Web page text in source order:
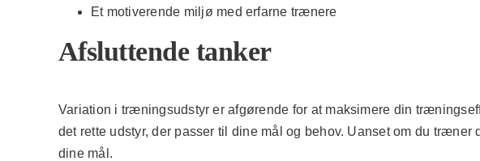
Et motiverende miljø med erfarne trænere
Afsluttende tanker
Variation i træningsudstyr er afgørende for at maksimere din
det rette udstyr, der passer til dine mål og behov. Uanset om du
dine mål.